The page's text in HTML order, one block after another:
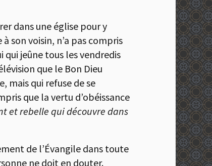
dans une église pour y
son voisin, n’a pas compris
jeûne tous les vendredis
que le Bon Dieu
mais qui refuse de se
que la vertu d’obéissance
et rebelle qui découvre dans
de l’Évangile dans toute
ne doit en douter.